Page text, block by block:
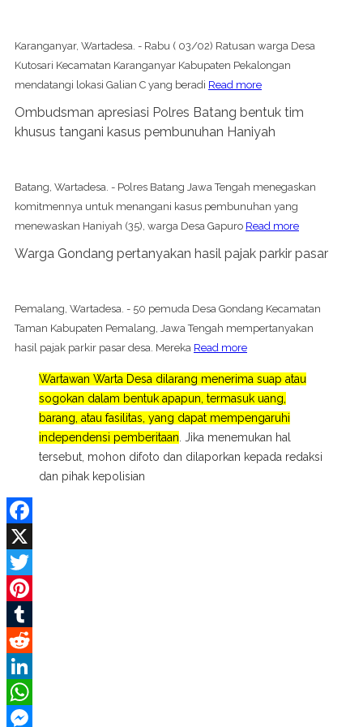
Karanganyar, Wartadesa. - Rabu ( 03/02) Ratusan warga Desa
Kutosari Kecamatan Karanganyar Kabupaten Pekalongan
mendatangi lokasi Galian C yang beradi Read more
Ombudsman apresiasi Polres Batang bentuk tim
khusus tangani kasus pembunuhan Haniyah
Batang, Wartadesa. - Polres Batang Jawa Tengah menegaskan
komitmennya untuk menangani kasus pembunuhan yang
menewaskan Haniyah (35), warga Desa Gapuro Read more
Warga Gondang pertanyakan hasil pajak parkir pasar
Pemalang, Wartadesa. - 50 pemuda Desa Gondang Kecamatan
Taman Kabupaten Pemalang, Jawa Tengah mempertanyakan
hasil pajak parkir pasar desa. Mereka Read more
Wartawan Warta Desa dilarang menerima suap atau
sogokan dalam bentuk apapun, termasuk uang,
barang, atau fasilitas, yang dapat mempengaruhi
independensi pemberitaan . Jika menemukan hal
tersebut, mohon difoto dan dilaporkan kepada redaksi
dan pihak kepolisian
Facebook
X
Twitter
Pinterest
Tumblr
Reddit
LinkedIn
WhatsApp